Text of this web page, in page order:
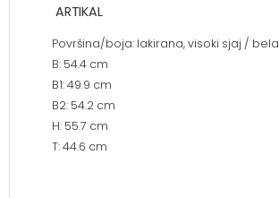
ARTIKAL
Površina/boja: lakirana, visoki sjaj / bela
B: 54.4 cm
B1: 49.9 cm
B2: 54.2 cm
H: 55.7 cm
T: 44.6 cm